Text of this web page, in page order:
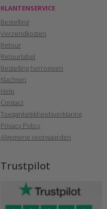
KLANTENSERVICE
Bestelling
Verzendkosten
Retour
Retourlabel
Bestelling herroepen
Klachten
Help
Contact
Toegankelijkheidsverklaring
Privacy Policy
Algemene voorwaarden
Trustpilot